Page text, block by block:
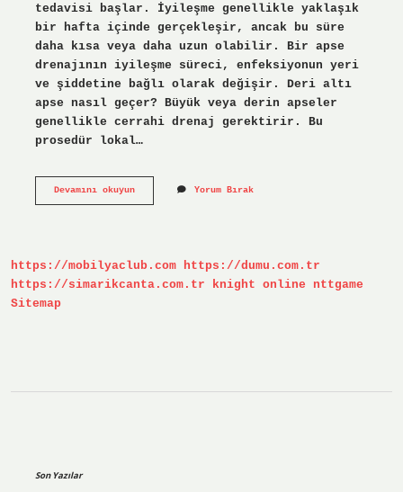
tedavisi başlar. İyileşme genellikle yaklaşık
bir hafta içinde gerçekleşir, ancak bu süre
daha kısa veya daha uzun olabilir. Bir apse
drenajının iyileşme süreci, enfeksiyonun yeri
ve şiddetine bağlı olarak değişir. Deri altı
apse nasıl geçer? Büyük veya derin apseler
genellikle cerrahi drenaj gerektirir. Bu
prosedür lokal…
Devamını okuyunApse
Yorum Bırak
https://mobilyaclub.com https://dumu.com.tr
https://simarikcanta.com.tr
knight online
nttgame
Sitemap
Son Yazılar